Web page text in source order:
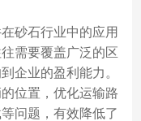
砂石行业中的应用
需要覆盖广泛的区
企业的盈利能力。
位置，优化运输路
问题，有效降低了